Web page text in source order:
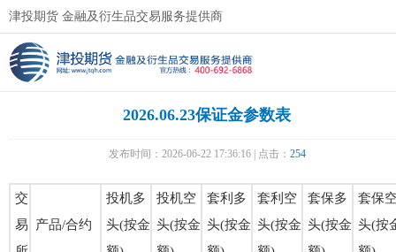
津投期货 金融及衍生品交易服务提供商
2026.06.23保证金参数表
发布时间：2026-06-22 17:36:16 | 点击： 254
交
易
产品/合约
投机多
头(按金
投机空
头(按金
套利多
头(按金
套利空
头(按金
套保多
头(按金
套保
头(按